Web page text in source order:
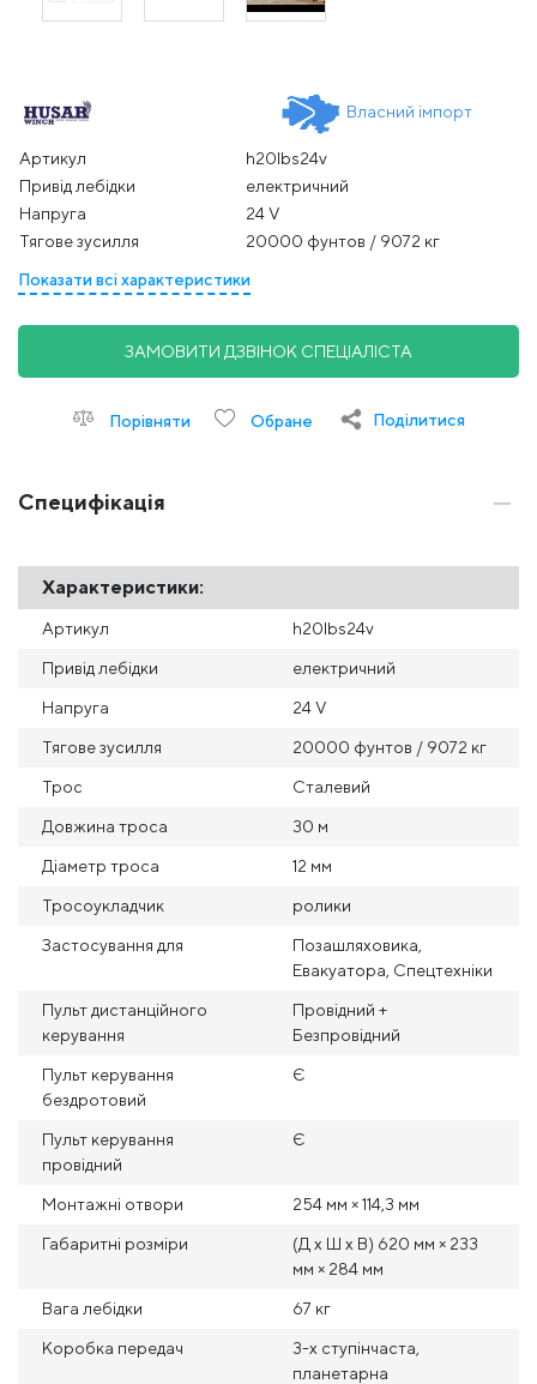
Власний імпорт
Артикул
h20lbs24v
Привід лебідки
електричний
Напруга
24 V
Тягове зусилля
20000 фунтов / 9072 кг
Показати всі характеристики
ЗАМОВИТИ ДЗВІНОК СПЕЦІАЛІСТА
Порівняти Обране Поділитися
Специфікація
Характеристики:
Артикул h20lbs24v
Привід лебідки електричний
Напруга 24 V
Тягове зусилля 20000 фунтов / 9072 кг
Трос Сталевий
Довжина троса 30 м
Діаметр троса 12 мм
Тросоукладчик ролики
Застосування для
Позашляховика,
Евакуатора, Спецтехніки
Пульт дистанційного
керування
Провідний +
Безпровідний
Пульт керування
бездротовий
Є
Пульт керування
провідний
Є
Монтажні отвори 254 мм × 114,3 мм
Габаритні розміри
(Д x Ш x В) 620 мм × 233
мм × 284 мм
Вага лебідки 67 кг
Коробка передач
3-х ступінчаста,
планетарна